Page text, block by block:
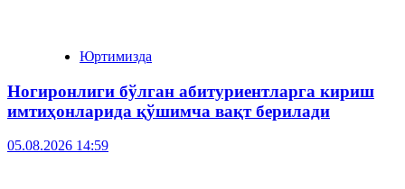
Юртимизда
Ногиронлиги бўлган абитуриентларга кириш
имтиҳонларида қўшимча вақт берилади
05.08.2026 14:59